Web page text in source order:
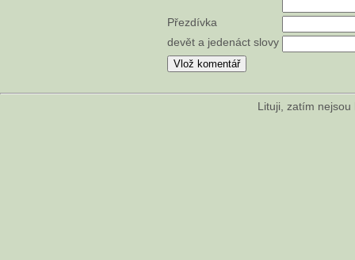
Přezdívka
devět a jedenáct slovy
Lituji, zatím